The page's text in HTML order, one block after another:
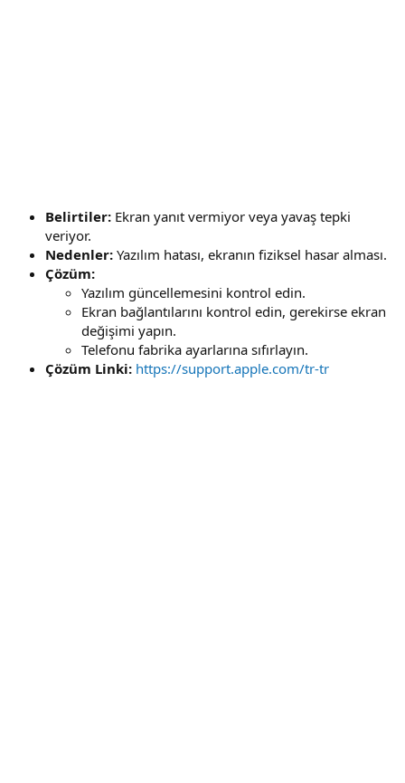
Belirtiler: Ekran yanıt vermiyor veya yavaş tepki
veriyor.
Nedenler: Yazılım hatası, ekranın fiziksel hasar alması.
Çözüm:
Yazılım güncellemesini kontrol edin.
Ekran bağlantılarını kontrol edin, gerekirse ekran
değişimi yapın.
Telefonu fabrika ayarlarına sıfırlayın.
Çözüm Linki: https://support.apple.com/tr-tr